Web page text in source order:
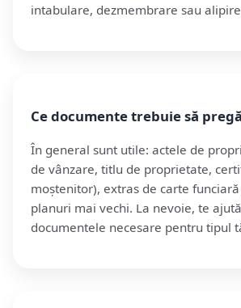
intabulare, dezmembrare sau
Ce documente trebuie să
În general sunt utile: actele de
de vânzare, titlu de proprietate,
moștenitor), extras de carte
planuri mai vechi. La nevoie, te
documentele necesare pentru tipul